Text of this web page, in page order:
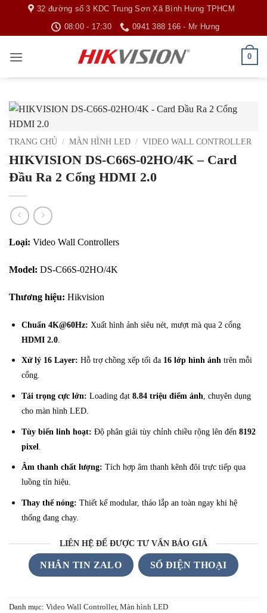
nội
dung
32 đường số 3 KDC Trung Sơn Xã Bình Hưng TPHCM
08:00 - 17:30
0941 388 166 - Mr Hưng
0
TRANG CHỦ / MÀN HÌNH LED / VIDEO WALL CONTROLLER
HIKVISION DS-C66S-02HO/4K – Card
Đầu Ra 2 Cổng HDMI 2.0
Loại: Video Wall Controllers
Model: DS-C66S-02HO/4K
Thương hiệu: Hikvision
Chuẩn 4K@60Hz: Xuất hình ảnh siêu nét, mượt mà qua 2 cổng
HDMI 2.0.
Xử lý 16 Layer: Hỗ trợ chồng xếp tối đa 16 lớp hình ảnhtrên mỗi
cổng.
Tải trọng cực lớn: Loading đạt 8.84 triệu điểm ảnh, chuyên dụng
cho màn hình LED.
Tùy biến linh hoạt: Độ phân giải tùy chỉnh chiều rộng lên đến 8192
pixel
Âm thanh chất lượng: Tích hợp âm thanh kênh đôi trực tiếp qua
luồng tín hiệu.
Thay thế nóng: Thiết kế modular, tháo lắp an toàn ngay khi hệ
thống đang chạy.
LIÊN HỆ ĐỂ ĐƯỢC TƯ VẤN BÁO GIÁ
NHẮN TIN ZALO SỐ ĐIỆN THOẠI
Danh mục: Video Wall Controller, Màn hình LED